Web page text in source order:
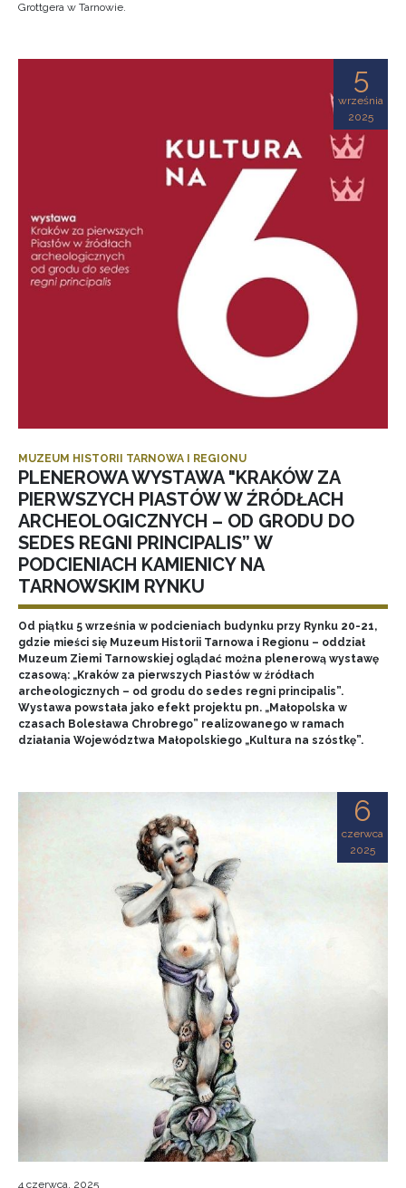
Grottgera w Tarnowie.
5
września
2025
MUZEUM HISTORII TARNOWA I REGIONU
PLENEROWA WYSTAWA "KRAKÓW ZA
PIERWSZYCH PIASTÓW W ŹRÓDŁACH
ARCHEOLOGICZNYCH – OD GRODU DO
SEDES REGNI PRINCIPALIS” W
PODCIENIACH KAMIENICY NA
TARNOWSKIM RYNKU
Od piątku 5 września w podcieniach budynku przy Rynku 20-21,
gdzie mieści się Muzeum Historii Tarnowa i Regionu – oddział
Muzeum Ziemi Tarnowskiej oglądać można plenerową wystawę
czasową: „Kraków za pierwszych Piastów w źródłach
archeologicznych – od grodu do sedes regni principalis”.
Wystawa powstała jako efekt projektu pn. „Małopolska w
czasach Bolesława Chrobrego” realizowanego w ramach
działania Województwa Małopolskiego „Kultura na szóstkę”.
6
czerwca
2025
4 czerwca, 2025